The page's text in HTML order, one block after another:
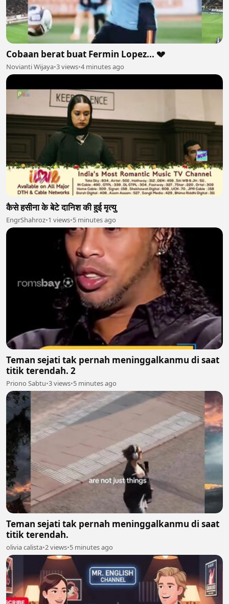
Cobaan berat buat Fermin Lopez... 💔
Novianti Wijaya•3 views•4 minutes ago
कैसे हसीना के बेटे दानिश की हुई मृत्यु
EngrShahroz•1 views•5 minutes ago
Teman sejati tak pernah meninggalkanmu di saat
titik terendah. 2
Priono Sabtu•3 views•5 minutes ago
Teman sejati tak pernah meninggalkanmu di saat
titik terendah.
olivia calista•2 views•5 minutes ago